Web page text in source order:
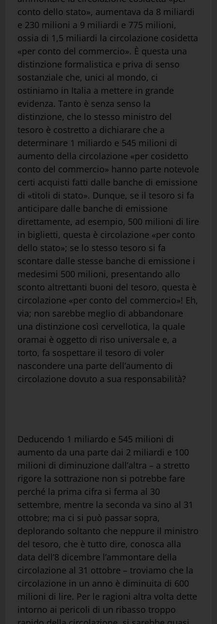
conto dello stato», aumentava da 8 miliardi
e 230 milioni a 9 miliardi e 775 milioni,
ossia di 1,5 miliardi la circolazione cosidetta
«per conto del commercio». È questa una
distinzione formalistica e priva di senso
sostanziale che, unici al mondo, ci
ostiniamo in Italia a mettere in grande
evidenza. Tanto è senza senso la
distinzione, che lo stesso ministro del
tesoro è costretto a dichiarare che a
determinare 1 miliardo e 545 milioni di
aumento della circolazione «per cosidetto
conto del commercio» hanno parte notevole
certi acquisti fatti dalle banche di emissione
di «titoli di stato». Dunque, se il tesoro si fa
anticipare dalle banche di emissione
direttamente, ad esempio, 500 milioni di lire
in biglietti, questa è circolazione «per conto
dello stato»; se lo stesso tesoro si fa
scontare dalle stesse banche di emissione i
medesimi 500 milioni, presentando allo
sconto altrettanti buoni del tesoro, questa è
circolazione «per conto del commercio»! Eh,
via; non sarebbe meglio di abbandonare
una distinzione così cervellotica, la quale
oramai è oggetto di riso universale e, a
torto, fa sospettare il tesoro di voler
nascondere una parte dell’aumento di
circolazione dovuto a sua responsabilità?
Deducendo 1 miliardo e 545 milioni di
aumento da una parte dai 2 miliardi e 100
milioni di diminuzione dall’altra – a stretto
rigore la sottrazione non si potrebbe fare
perché la prima cifra si ferma al 30
settembre, mentre la seconda va sino al 31
ottobre; ma ci si può passar sopra,
deplorando soltanto che neppure il ministro
del tesoro, che è tutto dire, conosca alla
data dell’8 dicembre l’ammontare della
circolazione al 31 ottobre – troviamo che la
circolazione in un anno è diminuita di 600
milioni di lire. Per le ragioni altra volta dette
intorno ai pericoli di un ribasso troppo